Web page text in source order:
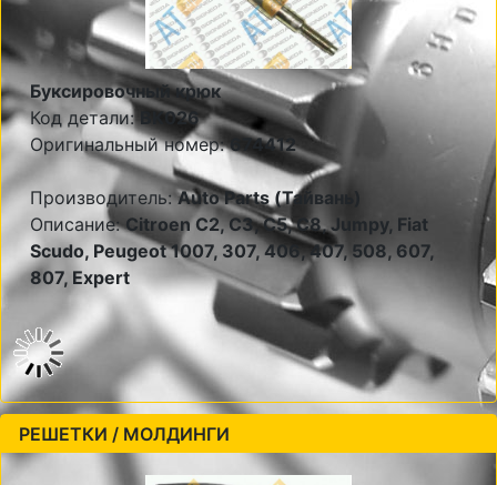
Буксировочный крюк
Код детали:BK026
Оригинальный номер:674412
Производитель:Auto Parts (Тайвань)
Описание:Citroen C2, C3, C5, C8, Jumpy, Fiat
Scudo, Peugeot 1007, 307, 406, 407, 508, 607,
807, Expert
РЕШЕТКИ / МОЛДИНГИ